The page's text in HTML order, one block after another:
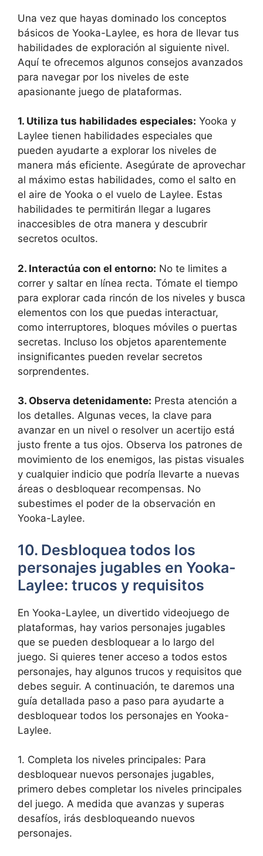
Una vez que hayas dominado los conceptos
básicos de Yooka-Laylee, es hora de llevar tus
habilidades de exploración al siguiente nivel.
Aquí te ofrecemos algunos consejos avanzados
para navegar por los niveles de este
apasionante juego de plataformas.
1. Utiliza tus habilidades especiales: Yooka y
Laylee tienen habilidades especiales que
pueden ayudarte a explorar los niveles de
manera más eficiente. Asegúrate de aprovechar
al máximo estas habilidades, como el salto en
el aire de Yooka o el vuelo de Laylee. Estas
habilidades te permitirán llegar a lugares
inaccesibles de otra manera y descubrir
secretos ocultos.
2. Interactúa con el entorno: No te limites a
correr y saltar en línea recta. Tómate el tiempo
para explorar cada rincón de los niveles y busca
elementos con los que puedas interactuar,
como interruptores, bloques móviles o puertas
secretas. Incluso los objetos aparentemente
insignificantes pueden revelar secretos
sorprendentes.
3. Observa detenidamente: Presta atención a
los detalles. Algunas veces, la clave para
avanzar en un nivel o resolver un acertijo está
justo frente a tus ojos. Observa los patrones de
movimiento de los enemigos, las pistas visuales
y cualquier indicio que podría llevarte a nuevas
áreas o desbloquear recompensas. No
subestimes el poder de la observación en
Yooka-Laylee.
10. Desbloquea todos los
personajes jugables en Yooka-
Laylee: trucos y requisitos
En Yooka-Laylee, un divertido videojuego de
plataformas, hay varios personajes jugables
que se pueden desbloquear a lo largo del
juego. Si quieres tener acceso a todos estos
personajes, hay algunos trucos y requisitos que
debes seguir. A continuación, te daremos una
guía detallada paso a paso para ayudarte a
desbloquear todos los personajes en Yooka-
Laylee.
1. Completa los niveles principales: Para
desbloquear nuevos personajes jugables,
primero debes completar los niveles principales
del juego. A medida que avanzas y superas
desafíos, irás desbloqueando nuevos
personajes.